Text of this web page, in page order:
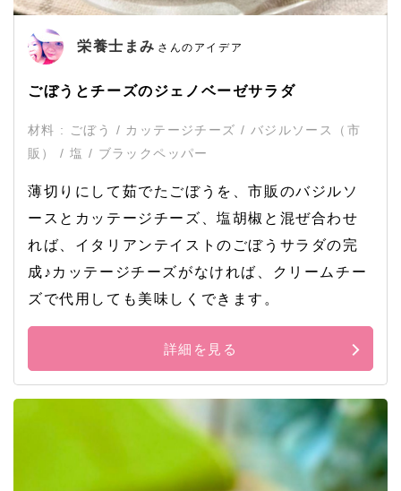
栄養士まみ さんのアイデア
ごぼうとチーズのジェノベーゼサラダ
材料 : ごぼう / カッテージチーズ / バジルソース（市
販） / 塩 / ブラックペッパー
薄切りにして茹でたごぼうを、市販のバジルソ
ースとカッテージチーズ、塩胡椒と混ぜ合わせ
れば、イタリアンテイストのごぼうサラダの完
成♪カッテージチーズがなければ、クリームチー
ズで代用しても美味しくできます。
詳細を見る